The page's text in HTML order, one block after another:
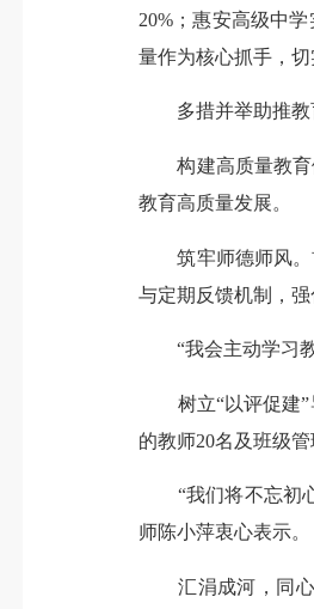
20%；惠安高级中
量作为核心抓手，切
多措并举助推教
构建高质量教育体
教育高质量发展。
筑牢师德师风。首
与定期反馈机制，
“我会主动学习教
树立“以评促建”
的教师20名及班级
“我们将不忘初心
师陈小萍衷心表示。
汇涓成河，同心